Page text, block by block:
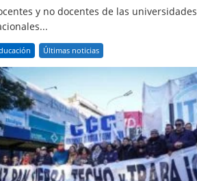
y no docentes de las universidades
Últimas noticias